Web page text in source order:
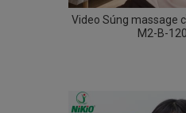
Video Súng massage
M2-B-